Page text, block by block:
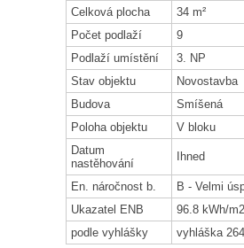
Celková plocha
34 m²
Počet podlaží
9
Podlaží umístění
3. NP
Stav objektu
Novostavba
Budova
Smíšená
Poloha objektu
V bloku
Datum
nastěhování
Ihned
En. náročnost b.
B - Velmi
Ukazatel ENB
96.8 kWh/
podle vyhlášky
vyhláška